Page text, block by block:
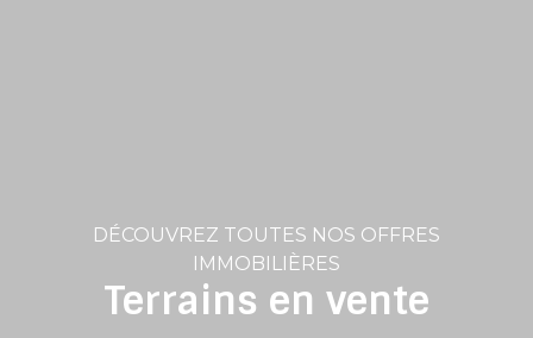
DÉCOUVREZ TOUTES NOS OFFRES
IMMOBILIÈRES
Terrains en vente